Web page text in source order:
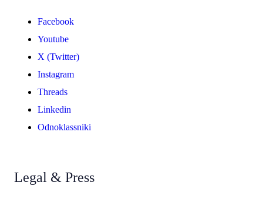
Facebook
Youtube
X (Twitter)
Instagram
Threads
Linkedin
Odnoklassniki
Legal & Press